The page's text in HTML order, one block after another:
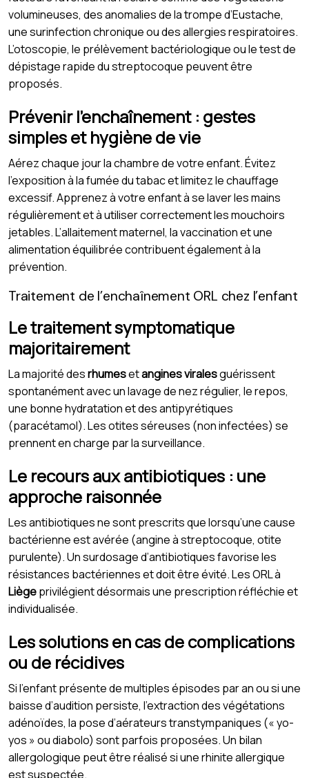
volumineuses, des anomalies de la trompe d’Eustache,
une surinfection chronique ou des allergies respiratoires.
L’otoscopie, le prélèvement bactériologique ou le test de
dépistage rapide du streptocoque peuvent être
proposés.
Prévenir l’enchaînement : gestes
simples et hygiène de vie
Aérez chaque jour la chambre de votre enfant. Évitez
l’exposition à la fumée du tabac et limitez le chauffage
excessif. Apprenez à votre enfant à se laver les mains
régulièrement et à utiliser correctement les mouchoirs
jetables. L’allaitement maternel, la vaccination et une
alimentation équilibrée contribuent également à la
prévention.
Traitement de l’enchaînement ORL chez l’enfant
Le traitement symptomatique
majoritairement
La majorité desrhumesetangines viralesguérissent
spontanément avec un lavage de nez régulier, le repos,
une bonne hydratation et des antipyrétiques
(paracétamol). Les otites séreuses (non infectées) se
prennent en charge par la surveillance.
Le recours aux antibiotiques : une
approche raisonnée
Les antibiotiques ne sont prescrits que lorsqu’une cause
bactérienne est avérée (angine à streptocoque, otite
purulente). Un surdosage d’antibiotiques favorise les
résistances bactériennes et doit être évité. Les ORL à
Liègeprivilégient désormais une prescription réfléchie et
individualisée.
Les solutions en cas de complications
ou de récidives
Si l’enfant présente de multiples épisodes par an ou si une
baisse d’audition persiste, l’extraction des végétations
adénoïdes, la pose d’aérateurs transtympaniques (« yo-
yos » ou diabolo) sont parfois proposées. Un bilan
allergologique peut être réalisé si une rhinite allergique
est suspectée.